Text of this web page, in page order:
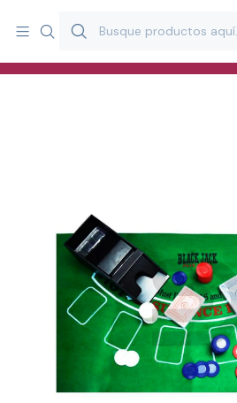
y estimulación infantil en Chile.
Especialistas en recursos educativos